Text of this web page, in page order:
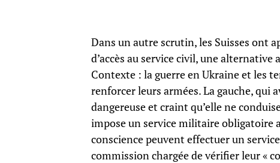
Dans un autre scrutin, les Suisses ont
d’accès au service civil, une
Contexte : la guerre en Ukraine et les
renforcer leurs armées. La gauche, qui
dangereuse et craint qu’elle ne
impose un service militaire obligatoire
conscience peuvent effectuer un
commission chargée de vérifier leur «